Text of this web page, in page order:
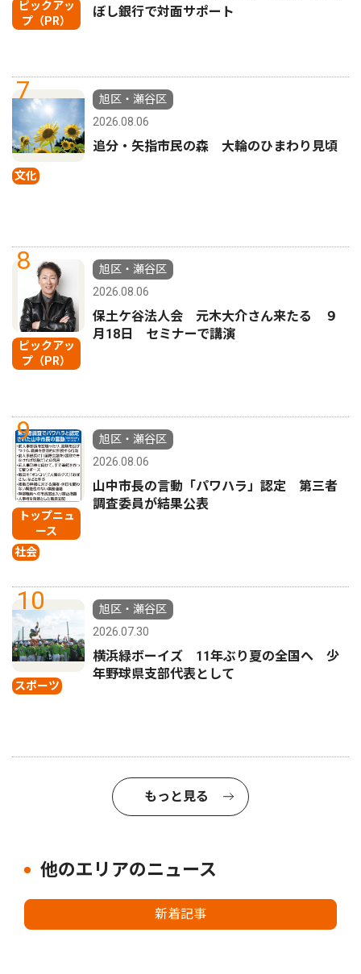
ピックアッ
プ（PR）
ぼし銀行で対面サポート
7
文化
旭区・瀬谷区
2026.08.06
追分・矢指市民の森 大輪のひまわり見頃
8
ピックアッ
プ（PR）
旭区・瀬谷区
2026.08.06
保土ケ谷法人会 元木大介さん来たる ９
月18日 セミナーで講演
9
トップニュ
ース
社会
旭区・瀬谷区
2026.08.06
山中市長の言動「パワハラ」認定 第三者
調査委員が結果公表
10
スポーツ
旭区・瀬谷区
2026.07.30
横浜緑ボーイズ 11年ぶり夏の全国へ 少
年野球県支部代表として
もっと見る
他のエリアのニュース
新着記事